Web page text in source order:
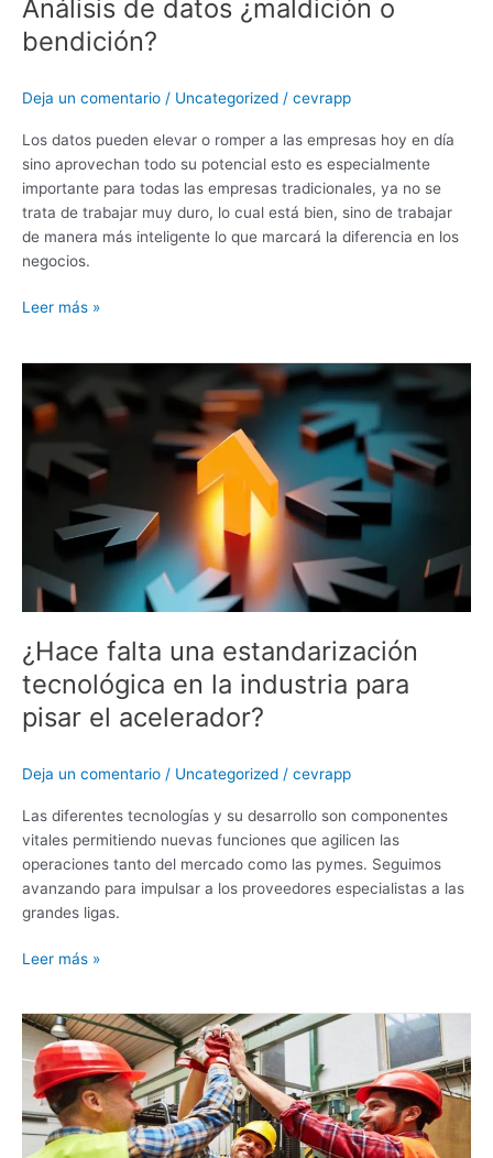
Análisis de datos ¿maldición o
bendición?
Deja un comentario / Uncategorized / cevrapp
Los datos pueden elevar o romper a las empresas hoy en día
sino aprovechan todo su potencial esto es especialmente
importante para todas las empresas tradicionales, ya no se
trata de trabajar muy duro, lo cual está bien, sino de trabajar
de manera más inteligente lo que marcará la diferencia en los
negocios.
Leer más »
¿Hace falta una estandarización
tecnológica en la industria para
pisar el acelerador?
Deja un comentario / Uncategorized / cevrapp
Las diferentes tecnologías y su desarrollo son componentes
vitales permitiendo nuevas funciones que agilicen las
operaciones tanto del mercado como las pymes. Seguimos
avanzando para impulsar a los proveedores especialistas a las
grandes ligas.
falta
una
estandarización
tecnológica
industria
para
pisar
el
acelerador?
Leer más »
La
próxima
generación,
presente
y
futuro